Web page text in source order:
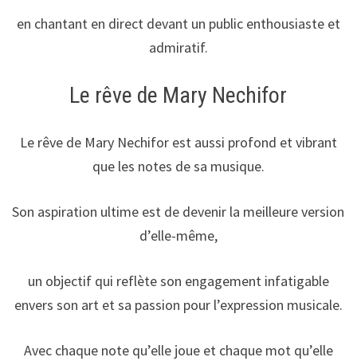
en chantant en direct devant un public enthousiaste et
admiratif.
Le rêve de Mary Nechifor
Le rêve de Mary Nechifor est aussi profond et vibrant
que les notes de sa musique.
Son aspiration ultime est de devenir la meilleure version
d’elle-même,
un objectif qui reflète son engagement infatigable
envers son art et sa passion pour l’expression musicale.
Avec chaque note qu’elle joue et chaque mot qu’elle